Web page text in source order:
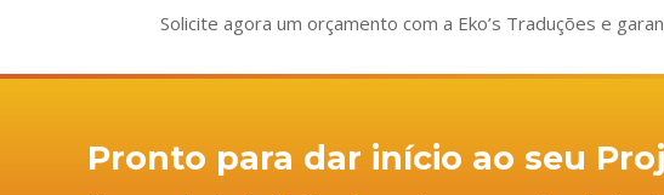
Solicite agora um orçamento com a Eko’s Traduções e
Pronto para dar início ao seu